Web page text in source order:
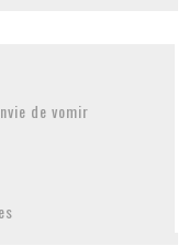
de vomir